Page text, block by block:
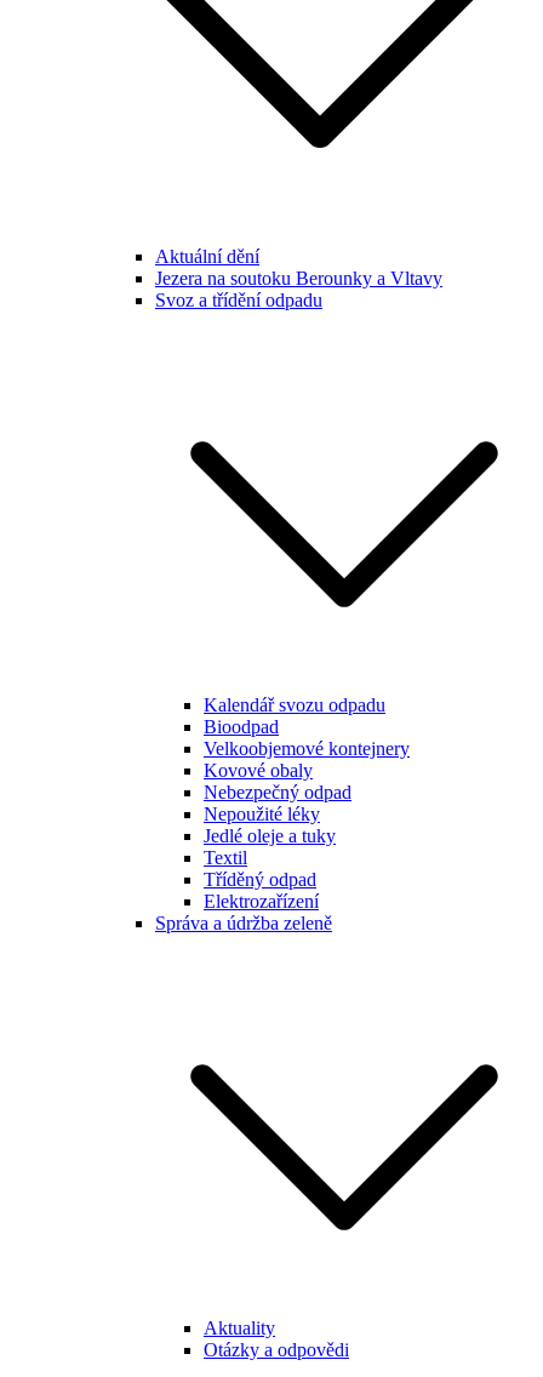
Aktuální dění
Jezera na soutoku Berounky a Vltavy
Svoz a třídění odpadu
Kalendář svozu odpadu
Bioodpad
Velkoobjemové kontejnery
Kovové obaly
Nebezpečný odpad
Nepoužité léky
Jedlé oleje a tuky
Textil
Tříděný odpad
Elektrozařízení
Správa a údržba zeleně
Aktuality
Otázky a odpovědi